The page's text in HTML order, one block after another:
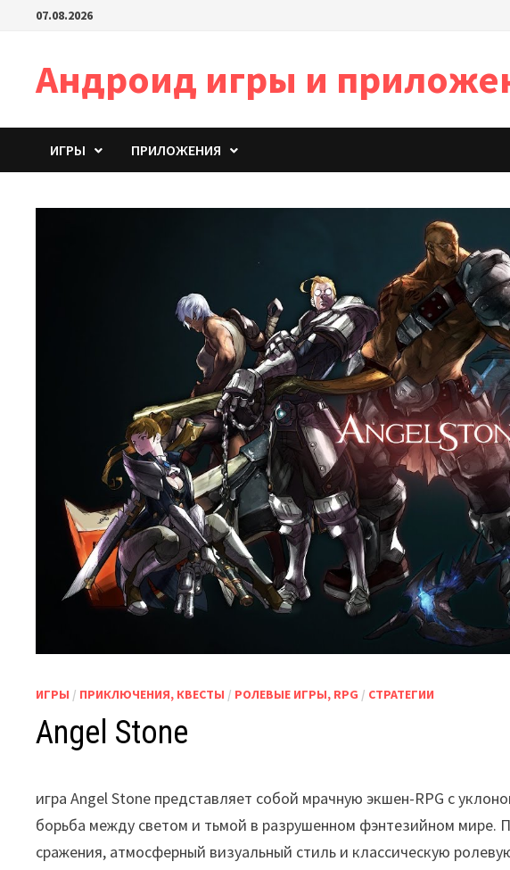
Перейти07.08.2026
Андроид игры и
ИГРЫ ПРИЛОЖЕНИЯ
ИГРЫ / ПРИКЛЮЧЕНИЯ, КВЕСТЫ / РОЛЕВЫЕ ИГРЫ, RPG / СТРАТЕГИИ
Angel Stone
игра Angel Stone представляет собой мрачную экшен-RPG с
борьба между светом и тьмой в разрушенном фэнтезийном мире.
сражения, атмосферный визуальный стиль и классическую